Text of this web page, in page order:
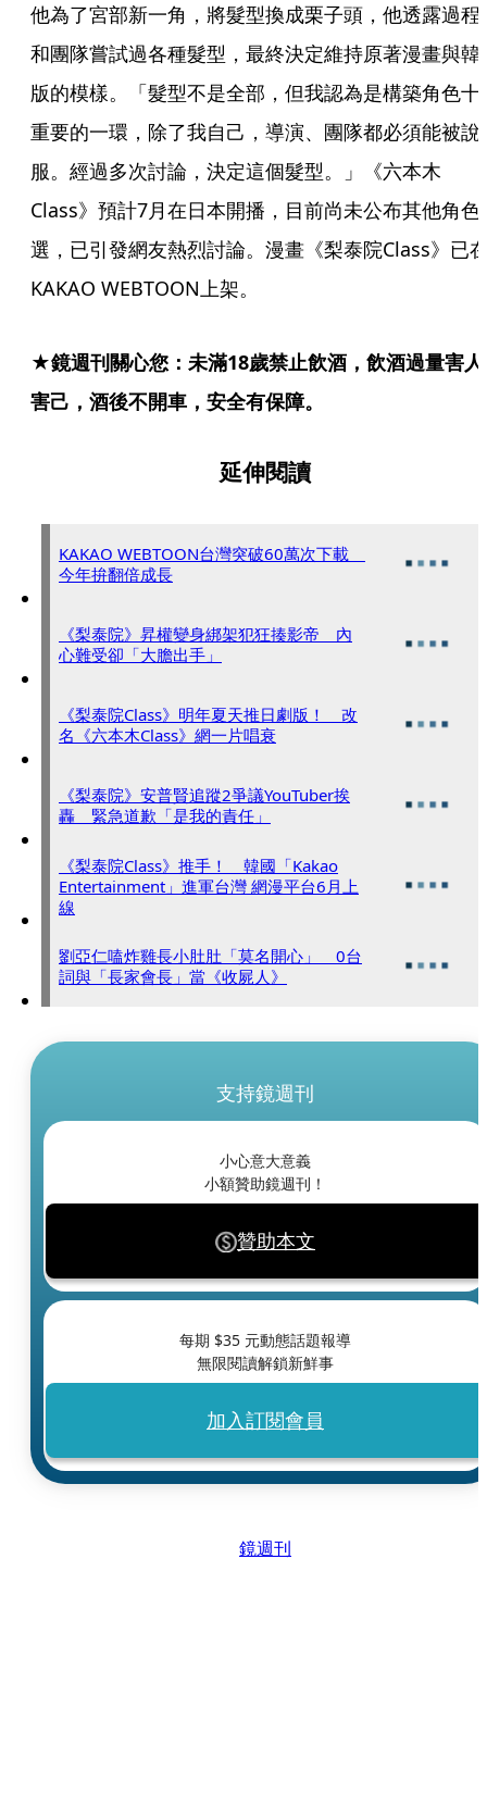
他為了宮部新一角，將髮型換成栗子頭，他透露過程
和團隊嘗試過各種髮型，最終決定維持原著漫畫與韓
版的模樣。「髮型不是全部，但我認為是構築角色十
重要的一環，除了我自己，導演、團隊都必須能被說
服。經過多次討論，決定這個髮型。」《六本木
Class》預計7月在日本開播，目前尚未公布其他角色
選，已引發網友熱烈討論。漫畫《梨泰院Class》已
KAKAO WEBTOON上架。
★鏡週刊關心您：未滿18歲禁止飲酒，飲酒過量害人
害己，酒後不開車，安全有保障。
延伸閱讀
KAKAO WEBTOON台灣突破60萬次下載
今年拚翻倍成長
《梨泰院》昇權變身綁架犯狂揍影帝 內
心難受卻「大膽出手」
《梨泰院Class》明年夏天推日劇版！ 改
名《六本木Class》網一片唱衰
《梨泰院》安普賢追蹤2爭議YouTuber挨
轟 緊急道歉「是我的責任」
《梨泰院Class》推手！ 韓國「Kakao
Entertainment」進軍台灣 網漫平台6月上
線
劉亞仁嗑炸雞長小肚肚「莫名開心」 0台
詞與「長家會長」當《收屍人》
支持鏡週刊
小心意大意義
小額贊助鏡週刊！
贊助本文
每期 $35 元動態話題報導
無限閱讀解鎖新鮮事
加入訂閱會員
鏡週刊